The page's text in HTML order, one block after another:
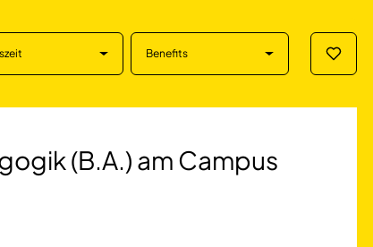
Benefits
am
(B.A.) am Campus